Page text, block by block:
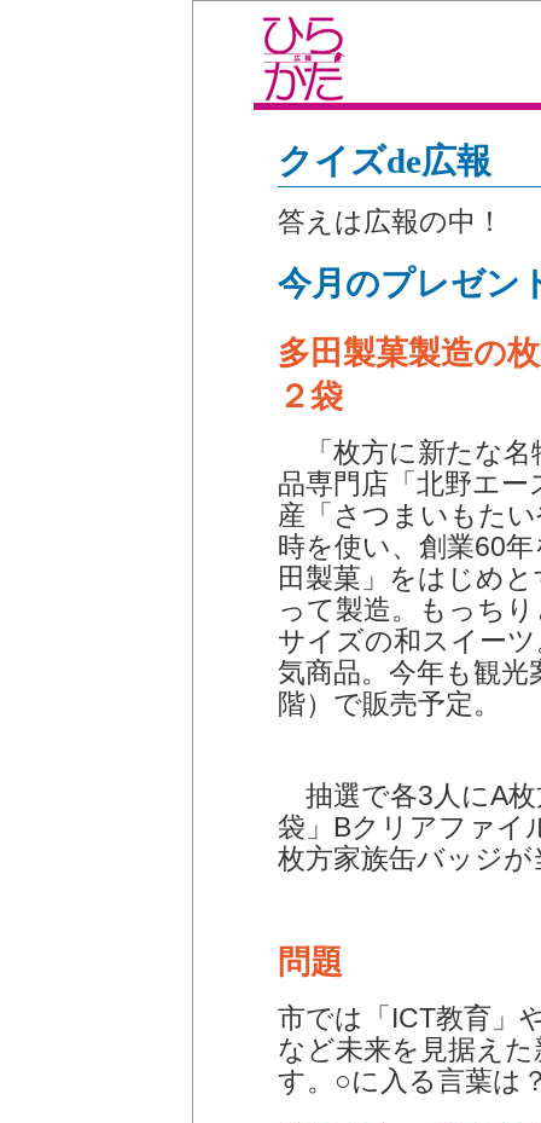
クイズde広報
答えは広報の中！
今月のプレゼン
多田製菓製造の
２袋
「枚方に新たな名
品専門店「北野エ
産「さつまいもた
時を使い、創業60
田製菓」をはじめ
って製造。もっち
サイズの和スイー
気商品。今年も観
階）で販売予定。
抽選で各3人にA
袋」Bクリアファイ
枚方家族缶バッジが
問題
市では「ICT教育」
など未来を見据え
す。○に入る言葉は